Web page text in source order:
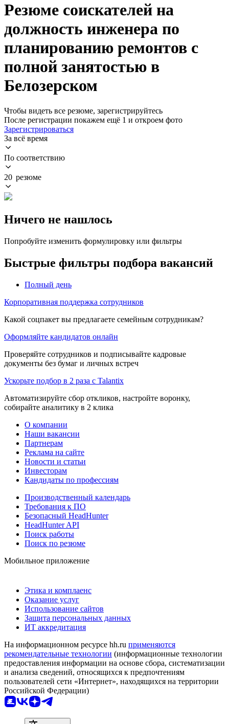
Резюме соискателей на
должность инженера по
планированию ремонтов с
полной занятостью в
Белозерском
Чтобы видеть все резюме, зарегистрируйтесь
После регистрации покажем ещё 1 и откроем фото
Зарегистрироваться
За всё время
По соответствию
20 резюме
Ничего не нашлось
Попробуйте изменить формулировку или фильтры
Быстрые фильтры подбора вакансий
Полный день
Корпоративная поддержка сотрудников
Какой соцпакет вы предлагаете семейным сотрудникам?
Оформляйте кандидатов онлайн
Проверяйте сотрудников и подписывайте кадровые
документы без бумаг и личных встреч
Ускорьте подбор в 2 раза с Talantix
Автоматизируйте сбор откликов, настройте воронку,
собирайте аналитику в 2 клика
О компании
Наши вакансии
Партнерам
Реклама на сайте
Новости и статьи
Инвесторам
Кандидаты по профессиям
Производственный календарь
Требования к ПО
Безопасный HeadHunter
HeadHunter API
Поиск работы
Поиск по резюме
Мобильное приложение
Этика и комплаенс
Оказание услуг
Использование сайтов
Защита персональных данных
ИТ аккредитация
На информационном ресурсе hh.ru применяются
рекомендательные технологии (информационные технологии
предоставления информации на основе сбора, систематизации
и анализа сведений, относящихся к предпочтениям
пользователей сети «Интернет», находящихся на территории
Российской Федерации)